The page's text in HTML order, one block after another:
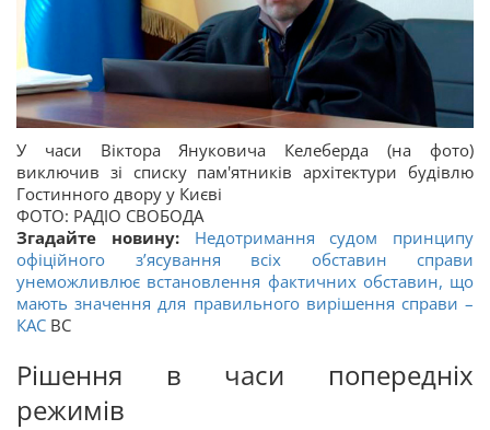
У часи Віктора Януковича Келеберда (на фото)
виключив зі списку пам'ятників архітектури будівлю
Гостинного двору у Києві
ФОТО: РАДІО СВОБОДА
Згадайте новину: Недотримання судом принципу
офіційного з’ясування всіх обставин справи
унеможливлює встановлення фактичних обставин, що
мають значення для правильного вирішення справи –
КАС ВС
Рішення в часи попередніх
режимів